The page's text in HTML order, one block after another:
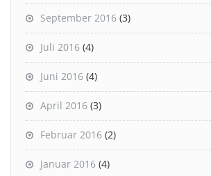
September 2016 (3)
Juli 2016 (4)
Juni 2016 (4)
April 2016 (3)
Februar 2016 (2)
Januar 2016 (4)